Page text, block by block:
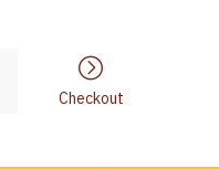
Checkout